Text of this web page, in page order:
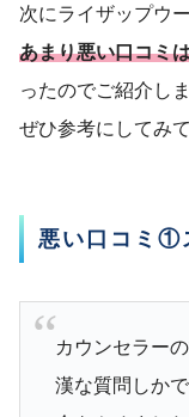
次にライザップウ
あまり悪い口コミ
ったのでご紹介しま
ぜひ参考にしてみ
悪い口コミ①
カウンセラー
漢な質問しか